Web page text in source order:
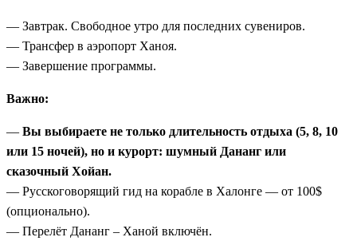
— Завтрак. Свободное утро для последних сувениров.
— Трансфер в аэропорт Ханоя.
— Завершение программы.
Важно:
— Вы выбираете не только длительность отдыха (5, 8, 10
или 15 ночей), но и курорт: шумный Дананг или
сказочный Хойан.
— Русскоговорящий гид на корабле в Халонге — от 100$
(опционально).
— Перелёт Дананг – Ханой включён.